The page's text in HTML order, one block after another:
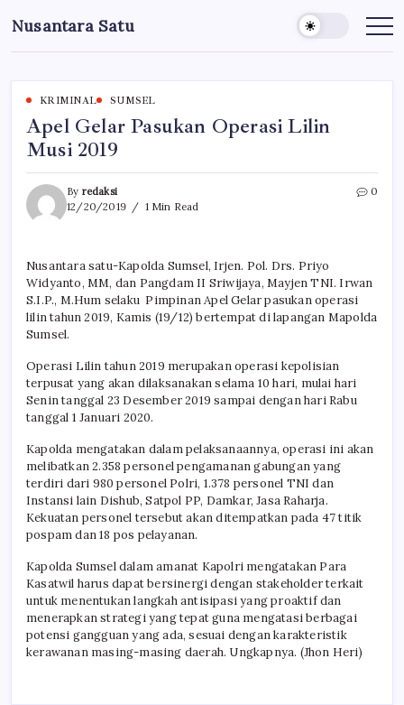
to
content
Nusantara Satu
Berita
Nusantara
KRIMINAL SUMSEL
Apel Gelar Pasukan Operasi Lilin
Musi 2019
By redaksi
12/20/2019
1 Min Read
0
Nusantara satu-Kapolda Sumsel, Irjen. Pol. Drs. Priyo
Widyanto, MM, dan Pangdam II Sriwijaya, Mayjen TNI. Irwan
S.I.P., M.Hum selaku Pimpinan Apel Gelar pasukan operasi
lilin tahun 2019, Kamis (19/12) bertempat di lapangan Mapolda
Sumsel.
Operasi Lilin tahun 2019 merupakan operasi kepolisian
terpusat yang akan dilaksanakan selama 10 hari, mulai hari
Senin tanggal 23 Desember 2019 sampai dengan hari Rabu
tanggal 1 Januari 2020.
Kapolda mengatakan dalam pelaksanaannya, operasi ini akan
melibatkan 2.358 personel pengamanan gabungan yang
terdiri dari 980 personel Polri, 1.378 personel TNI dan
Instansi lain Dishub, Satpol PP, Damkar, Jasa Raharja.
Kekuatan personel tersebut akan ditempatkan pada 47 titik
pospam dan 18 pos pelayanan.
Kapolda Sumsel dalam amanat Kapolri mengatakan Para
Kasatwil harus dapat bersinergi dengan stakeholder terkait
untuk menentukan langkah antisipasi yang proaktif dan
menerapkan strategi yang tepat guna mengatasi berbagai
potensi gangguan yang ada, sesuai dengan karakteristik
kerawanan masing-masing daerah. Ungkapnya. (Jhon Heri)